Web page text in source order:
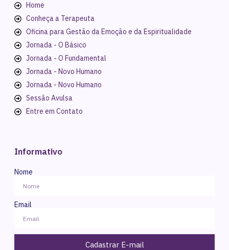
Home
Conheça a Terapeuta
Oficina para Gestão da Emoção e da Espiritualidade
Jornada - O Básico
Jornada - O Fundamental
Jornada - Novo Humano
Jornada - Novo Humano
Sessão Avulsa
Entre em Contato
Informativo
Nome
Email
Cadastrar E-mail